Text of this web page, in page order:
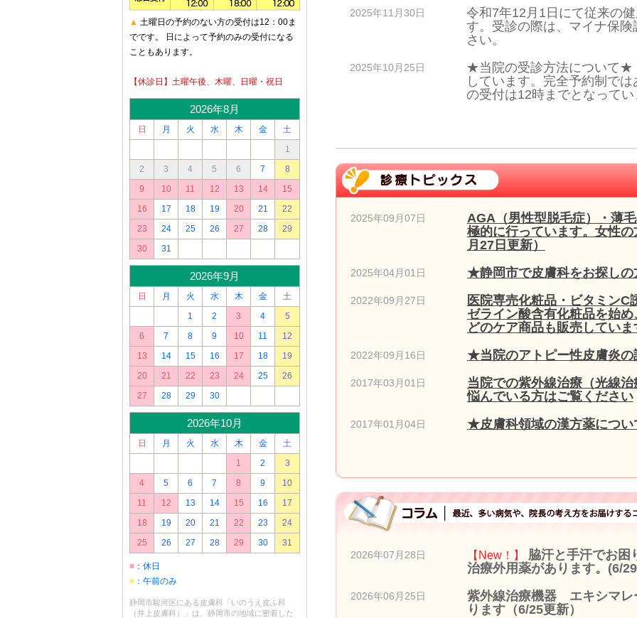
2025年11月30日
令和7年12月1日にて従来の
す。受診の際は、マイナ保
さい。
2025年10月25日
★当院の受診方法について
しています。完全予約制で
の受付は12時までとなって
2025年09月07日
AGA（男性型脱毛症）・薄
極的に行っています。女性
月27日更新）
2025年04月01日 ★静岡市で皮膚科をお探し
2022年09月27日
医院専売化粧品・ビタミン
ゼライン酸含有化粧品を始
どのケア商品も販売してい
2022年09月16日 ★当院のアトピー性皮膚炎
2017年03月01日
当院での紫外線治療（光線
悩んでいる方はご覧ください
2017年01月04日 ★皮膚科領域の漢方薬につ
2026年07月28日 【New！】
脇汗と手汗でお
治療外用薬があります。(6/
2026年06月25日
紫外線治療機器 エキシマレ
ります（6/25更新）
▲ 土曜日の予約のない方の受付は12：00ま
でです。 日によって予約のみの受付になる
こともあります。
【休診日】土曜午後、木曜、日曜・祝日
2026年8月
日 月 火 水 木 金
土
1
2
3 4 5 6 7
8
9
10 11 12 13 14
15
16
17 18 19 20 21
22
23
24 25 26 27 28
29
30
31
2026年9月
日 月 火 水 木 金
土
1
2 3 4
5
6
7 8 9 10 11
12
13
14 15 16 17 18
19
20
21 22 23 24 25
26
27
28 29 30
2026年10月
日 月 火 水 木 金
土
1
2
3
4
5 6 7 8 9
10
11
12 13 14 15 16
17
18
19 20 21 22 23
24
25
26 27 28 29 30 31
■ ：休日
■ ：午前のみ
静岡市駿河区にある皮膚科「いのうえ皮ふ科
（井上皮膚科）」は、静岡市の地域に密着した